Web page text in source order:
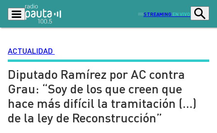
STREAMING EN VIVO
Podcasts Programas
Lo Último Actualidad
Ciudad Economía
Radio en vivo
ACTUALIDAD
Diputado Ramírez por AC contra
Grau: “Soy de los que creen que
hace más difícil la tramitación (…)
de la ley de Reconstrucción”